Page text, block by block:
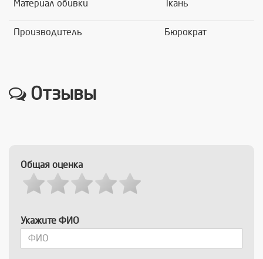
Материал обивки Ткань
Производитель Бюрократ
Отзывы
Общая оценка
Укажите ФИО